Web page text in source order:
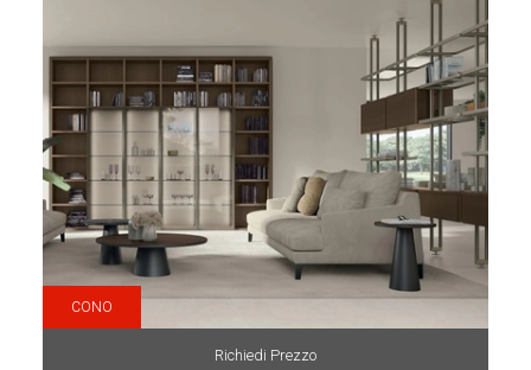
CONO
Richiedi Prezzo